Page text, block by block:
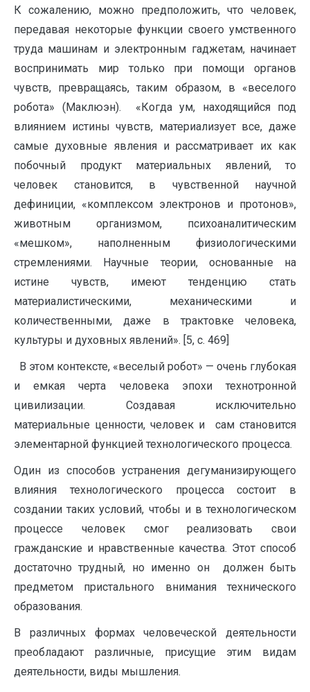
К сожалению, можно предположить, что человек,
передавая некоторые функции своего умственного
труда машинам и электронным гаджетам, начинает
воспринимать мир только при помощи органов
чувств, превращаясь, таким образом, в «веселого
робота» (Маклюэн). «Когда ум, находящийся под
влиянием истины чувств, материализует все, даже
самые духовные явления и рассматривает их как
побочный продукт материальных явлений, то
человек становится, в чувственной научной
дефиниции, «комплексом электронов и протонов»,
животным организмом, психоаналитическим
«мешком», наполненным физиологическими
стремлениями. Научные теории, основанные на
истине чувств, имеют тенденцию стать
материалистическими, механическими и
количественными, даже в трактовке человека,
культуры и духовных явлений». [5, с. 469]
В этом контексте, «веселый робот» — очень глубокая
и емкая черта человека эпохи технотронной
цивилизации. Создавая исключительно
материальные ценности, человек и сам становится
элементарной функцией технологического процесса.
Один из способов устранения дегуманизирующего
влияния технологического процесса состоит в
создании таких условий, чтобы и в технологическом
процессе человек смог реализовать свои
гражданские и нравственные качества. Этот способ
достаточно трудный, но именно он должен быть
предметом пристального внимания технического
образования.
В различных формах человеческой деятельности
преобладают различные, присущие этим видам
деятельности, виды мышления.